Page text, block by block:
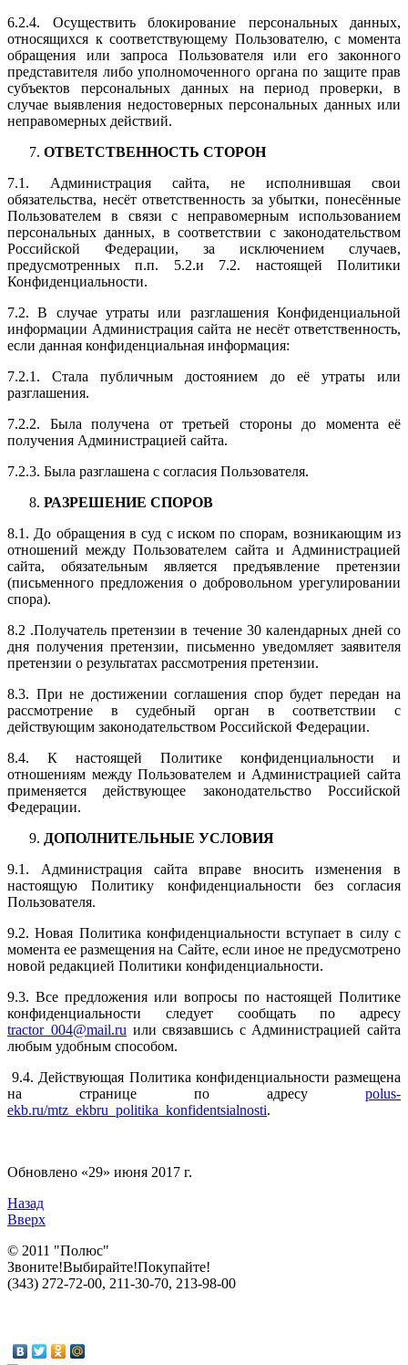
6.2.4. Осуществить блокирование персональных данных,
относящихся к соответствующему Пользователю, с момента
обращения или запроса Пользователя или его законного
представителя либо уполномоченного органа по защите прав
субъектов персональных данных на период проверки, в
случае выявления недостоверных персональных данных или
неправомерных действий.
ОТВЕТСТВЕННОСТЬ СТОРОН
7.1. Администрация сайта, не исполнившая свои
обязательства, несёт ответственность за убытки, понесённые
Пользователем в связи с неправомерным использованием
персональных данных, в соответствии с законодательством
Российской Федерации, за исключением случаев,
предусмотренных п.п. 5.2.и 7.2. настоящей Политики
Конфиденциальности.
7.2. В случае утраты или разглашения Конфиденциальной
информации Администрация сайта не несёт ответственность,
если данная конфиденциальная информация:
7.2.1. Стала публичным достоянием до её утраты или
разглашения.
7.2.2. Была получена от третьей стороны до момента её
получения Администрацией сайта.
7.2.3. Была разглашена с согласия Пользователя.
РАЗРЕШЕНИЕ СПОРОВ
8.1. До обращения в суд с иском по спорам, возникающим из
отношений между Пользователем сайта и Администрацией
сайта, обязательным является предъявление претензии
(письменного предложения о добровольном урегулировании
спора).
8.2 .Получатель претензии в течение 30 календарных дней со
дня получения претензии, письменно уведомляет заявителя
претензии о результатах рассмотрения претензии.
8.3. При не достижении соглашения спор будет передан на
рассмотрение в судебный орган в соответствии с
действующим законодательством Российской Федерации.
8.4. К настоящей Политике конфиденциальности и
отношениям между Пользователем и Администрацией сайта
применяется действующее законодательство Российской
Федерации.
ДОПОЛНИТЕЛЬНЫЕ УСЛОВИЯ
9.1. Администрация сайта вправе вносить изменения в
настоящую Политику конфиденциальности без согласия
Пользователя.
9.2. Новая Политика конфиденциальности вступает в силу с
момента ее размещения на Сайте, если иное не предусмотрено
новой редакцией Политики конфиденциальности.
9.3. Все предложения или вопросы по настоящей Политике
конфиденциальности следует сообщать по адресу
tractor_004@mail.ru или связавшись с Администрацией сайта
любым удобным способом.
9.4. Действующая Политика конфиденциальности размещена
на странице по адресу polus-
ekb.ru/mtz_ekbru_politika_konfidentsialnosti.
Обновлено «29» июня 2017 г.
Назад
Вверх
© 2011 "Полюс"
Звоните!Выбирайте!Покупайте!
(343) 272-72-00, 211-30-70, 213-98-00